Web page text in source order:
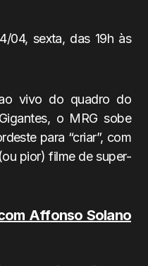
04, sexta, das 19h às
vivo do quadro do
o MRG sobe
para “criar”, com
pior) filme de super-
Affonso Solano